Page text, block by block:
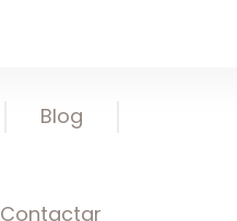
Blog
Contactar